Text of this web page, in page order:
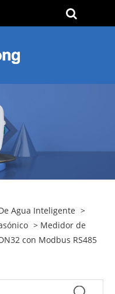
Agua Inteligente >
> Medidor de
con Modbus RS485